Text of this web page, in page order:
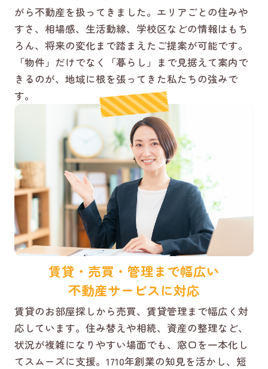
がら不動産を扱ってきました。エリアごとの住みや
すさ、相場感、生活動線、学校区などの情報はもち
ろん、将来の変化まで踏まえたご提案が可能です。
「物件」だけでなく「暮らし」まで見据えて案内で
きるのが、地域に根を張ってきた私たちの強みで
す。
賃貸・売買・管理まで幅広い
不動産サービスに対応
賃貸のお部屋探しから売買、賃貸管理まで幅広く対
応しています。住み替えや相続、資産の整理など、
状況が複雑になりやすい場面でも、窓口を一本化し
てスムーズに支援。1710年創業の知見を活かし、短